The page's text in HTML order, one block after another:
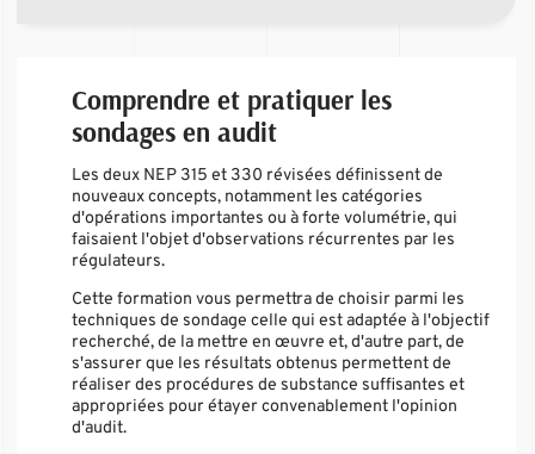
Comprendre et pratiquer les
sondages en audit
Les deux NEP 315 et 330 révisées définissent de
nouveaux concepts, notamment les catégories
d'opérations importantes ou à forte volumétrie, qui
faisaient l'objet d'observations récurrentes par les
régulateurs.
Cette formation vous permettra de choisir parmi les
techniques de sondage celle qui est adaptée à l'objectif
recherché, de la mettre en œuvre et, d'autre part, de
s'assurer que les résultats obtenus permettent de
réaliser des procédures de substance suffisantes et
appropriées pour étayer convenablement l'opinion
d'audit.